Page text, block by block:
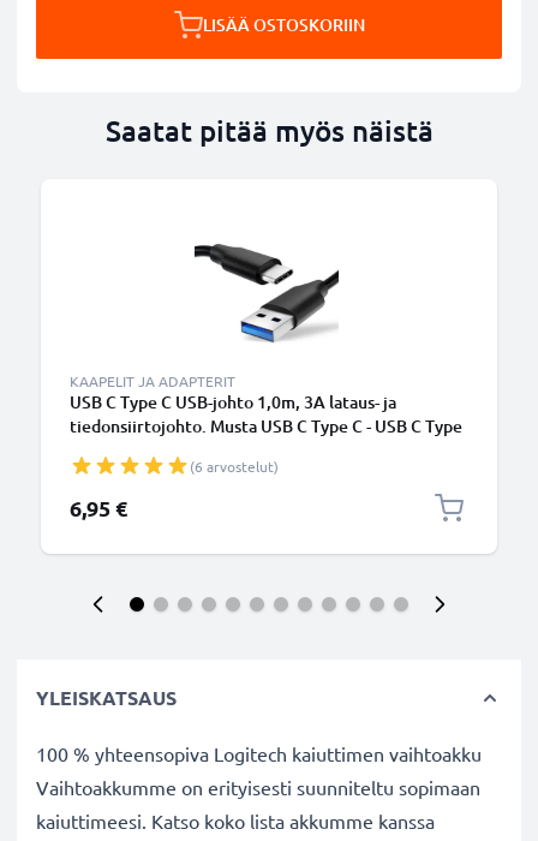
LISÄÄ OSTOSKORIIN
Saatat pitää myös näistä
KAAPELIT JA ADAPTERIT
USB C Type C USB-johto 1,0m, 3A lataus- ja
tiedonsiirtojohto. Musta USB C Type C - USB C Type
(6 arvostelut)
6,95 €
YLEISKATSAUS
100 % yhteensopiva Logitech kaiuttimen vaihtoakku
Vaihtoakkumme on erityisesti suunniteltu sopimaan
kaiuttimeesi. Katso koko lista akkumme kanssa